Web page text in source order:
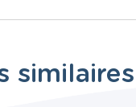
similaires